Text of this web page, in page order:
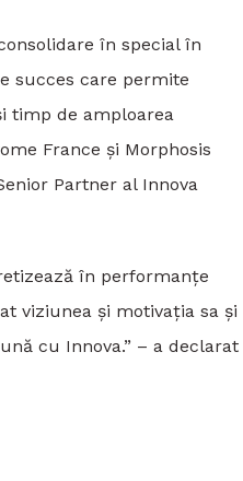
în special în
succes care permite
timp de amploarea
France și Morphosis
Partner al Innova
în performanțe
viziunea și motivația sa și
cu Innova.” – a declarat